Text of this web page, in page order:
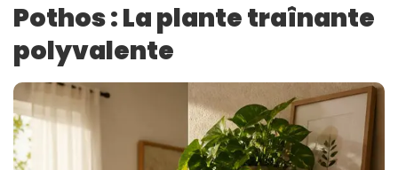
Pothos : La plante traînante
polyvalente